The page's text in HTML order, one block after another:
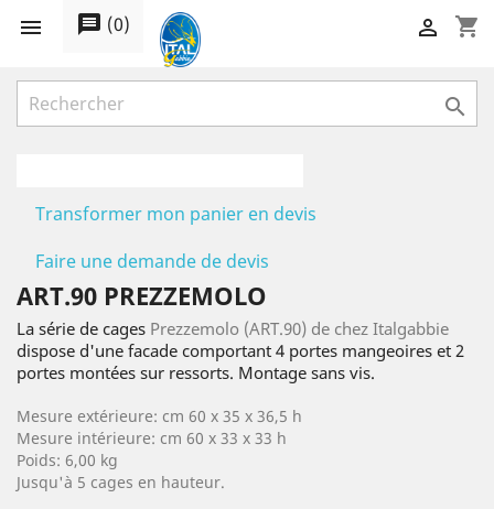
 message (0) shopping_cart


Transformer mon panier en devis
Faire une demande de devis
ART.90 PREZZEMOLO
La série de cages Prezzemolo (ART.90) de chez Italgabbie
dispose d'une facade comportant 4 portes mangeoires et 2
portes montées sur ressorts. Montage sans vis.
Mesure extérieure: cm 60 x 35 x 36,5 h
Mesure intérieure: cm 60 x 33 x 33 h
Poids: 6,00 kg
Jusqu'à 5 cages en hauteur.